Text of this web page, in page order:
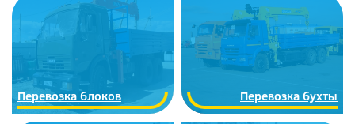
Перевозка блоков Перевозка бухты